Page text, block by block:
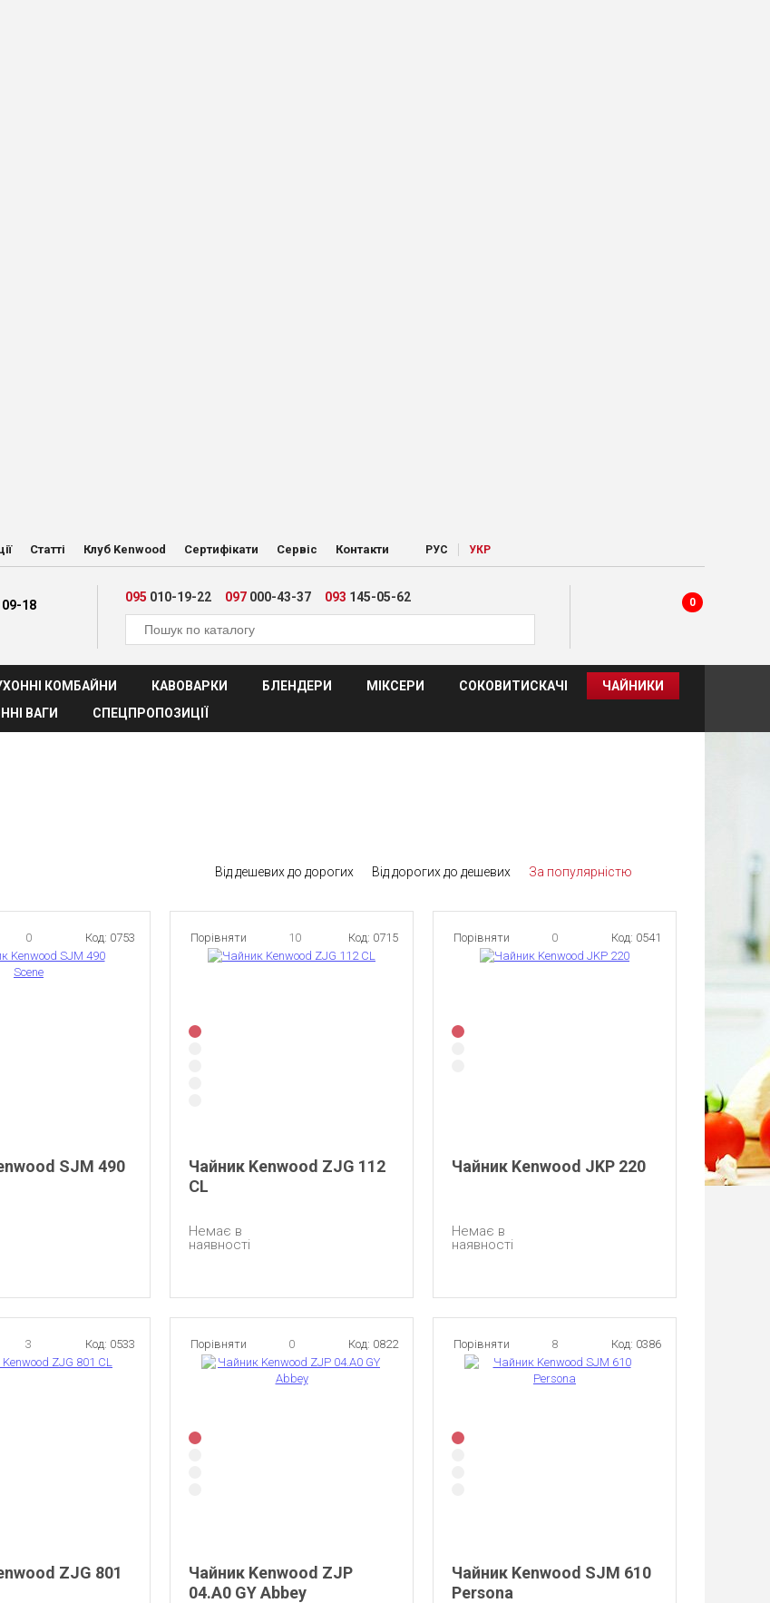
Статті Клуб Kenwood Сертифікати Сервіс Контакти РУC | УКР
18
095 010-19-22 097 000-43-37 093 145-05-62 0
КОМБАЙНИ КАВОВАРКИ БЛЕНДЕРИ МІКСЕРИ СОКОВИТИСКАЧІ
ЧАЙНИКИ
ВАГИ СПЕЦПРОПОЗИЦІЇ
Від дешевих до дорогих Від дорогих до дешевих За популярністю
0
SJM 490
Код: 0753 10
Порівняти
Чайник Kenwood ZJG 112
CL
Код: 0715
Немає в
наявності
0
Порівняти
Чайник Kenwood JKP 220
Код: 0541
Немає в
наявності
3
ZJG 801
Код: 0533 0
Порівняти
Чайник Kenwood ZJP
04.A0 GY Abbey
Код: 0822 8
Порівняти
Чайник Kenwood SJM 610
Persona
Код: 0386